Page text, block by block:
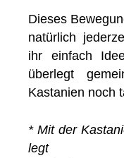
Dieses
natürlich
ihr einfach
überlegt
Kastanien noch
* Mit der
legt